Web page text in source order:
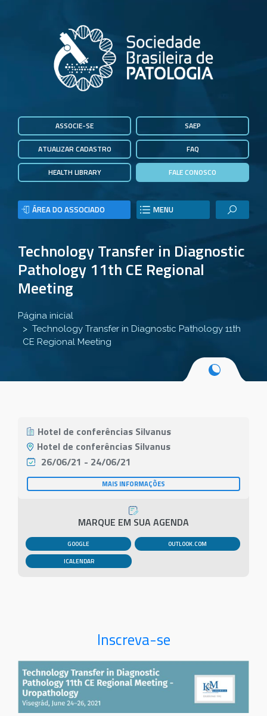
ASSOCIE-SE
ATUALIZAR CADASTRO
HEALTH LIBRARY
SAEP
FAQ
FALE CONOSCO
ÁREA DO ASSOCIADO MENU
Technology Transfer in Diagnostic
Pathology 11th CE Regional
Meeting
Página inicial
Technology Transfer in Diagnostic Pathology 11th
CE Regional Meeting
Hotel de conferências Silvanus
Hotel de conferências Silvanus
26/06/21 - 24/06/21
MAIS INFORMAÇÕES
MARQUE EM SUA AGENDA
GOOGLE OUTLOOK.COM
Inscreva-se